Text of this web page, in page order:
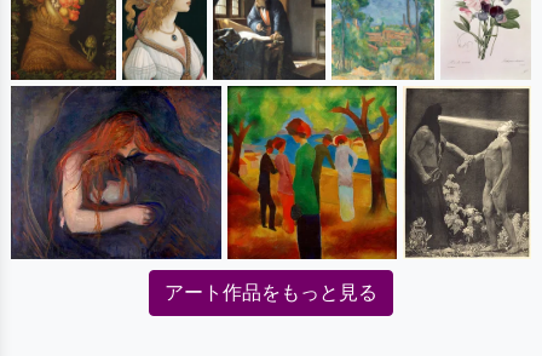
アート作品をもっと見る